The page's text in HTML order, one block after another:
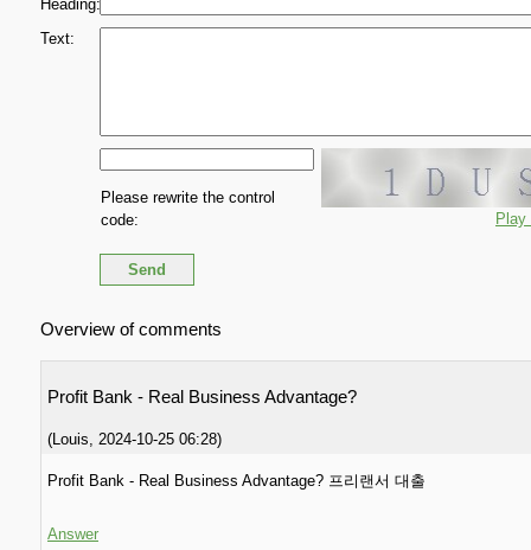
Heading:
Text:
Please rewrite the control
code:
Play
Overview of comments
Profit Bank - Real Business Advantage?
( Louis 2024-10-25 06:28)
Profit Bank - Real Business Advantage? 프리랜서 대출
Answer